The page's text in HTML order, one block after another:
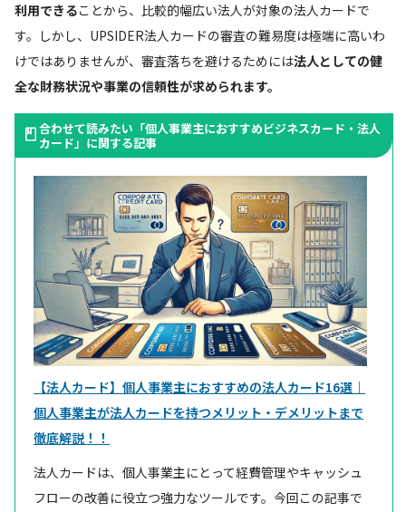
利用できることから、比較的幅広い法人が対象の法人カードで
す。しかし、UPSIDER法人カードの審査の難易度は極端に高いわ
けではありませんが、審査落ちを避けるためには法人としての健
全な財務状況や事業の信頼性が求められます。
合わせて読みたい「個人事業主におすすめビジネスカード・法人
カード」に関する記事
【法人カード】個人事業主におすすめの法人カード16選｜
個人事業主が法人カードを持つメリット・デメリットまで
徹底解説！！
法人カードは、個人事業主にとって経費管理やキャッシュ
フローの改善に役立つ強力なツールです。今回この記事で